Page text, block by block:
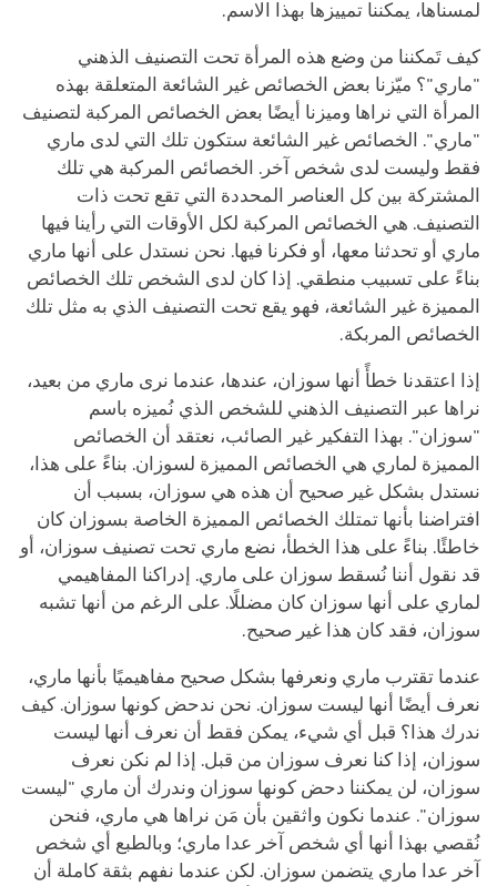
لمسناها، يمكننا تمييزها بهذا الاسم.
كيف تَمكننا من وضع هذه المرأة تحت التصنيف الذهني
"ماري"؟ ميّزنا بعض الخصائص غير الشائعة المتعلقة بهذه
المرأة التي نراها وميزنا أيضًا بعض الخصائص المركبة لتصنيف
"ماري". الخصائص غير الشائعة ستكون تلك التي لدى ماري
فقط وليست لدى شخص آخر. الخصائص المركبة هي تلك
المشتركة بين كل العناصر المحددة التي تقع تحت ذات
التصنيف. هي الخصائص المركبة لكل الأوقات التي رأينا فيها
ماري أو تحدثنا معها، أو فكرنا فيها. نحن نستدل على أنها ماري
بناءً على تسبيب منطقي. إذا كان لدى الشخص تلك الخصائص
المميزة غير الشائعة، فهو يقع تحت التصنيف الذي به مثل تلك
الخصائص المربكة.
إذا اعتقدنا خطأً أنها سوزان، عندها، عندما نرى ماري من بعيد،
نراها عبر التصنيف الذهني للشخص الذي نُميزه باسم
"سوزان". بهذا التفكير غير الصائب، نعتقد أن الخصائص
المميزة لماري هي الخصائص المميزة لسوزان. بناءً على هذا،
نستدل بشكل غير صحيح أن هذه هي سوزان، بسبب أن
افتراضنا بأنها تمتلك الخصائص المميزة الخاصة بسوزان كان
خاطئًا. بناءً على هذا الخطأ، نضع ماري تحت تصنيف سوزان، أو
قد نقول أننا نُسقط سوزان على ماري. إدراكنا المفاهيمي
لماري على أنها سوزان كان مضللًا. على الرغم من أنها تشبه
سوزان، فقد كان هذا غير صحيح.
عندما تقترب ماري ونعرفها بشكل صحيح مفاهيميًا بأنها ماري،
نعرف أيضًا أنها ليست سوزان. نحن ندحض كونها سوزان. كيف
ندرك هذا؟ قبل أي شيء، يمكن فقط أن نعرف أنها ليست
سوزان، إذا كنا نعرف سوزان من قبل. إذا لم نكن نعرف
سوزان، لن يمكننا دحض كونها سوزان وندرك أن ماري "ليست
سوزان". عندما نكون واثقين بأن مَن نراها هي ماري، فنحن
نُقصي بهذا أنها أي شخص آخر عدا ماري؛ وبالطبع أي شخص
آخر عدا ماري يتضمن سوزان. لكن عندما نفهم بثقة كاملة أن